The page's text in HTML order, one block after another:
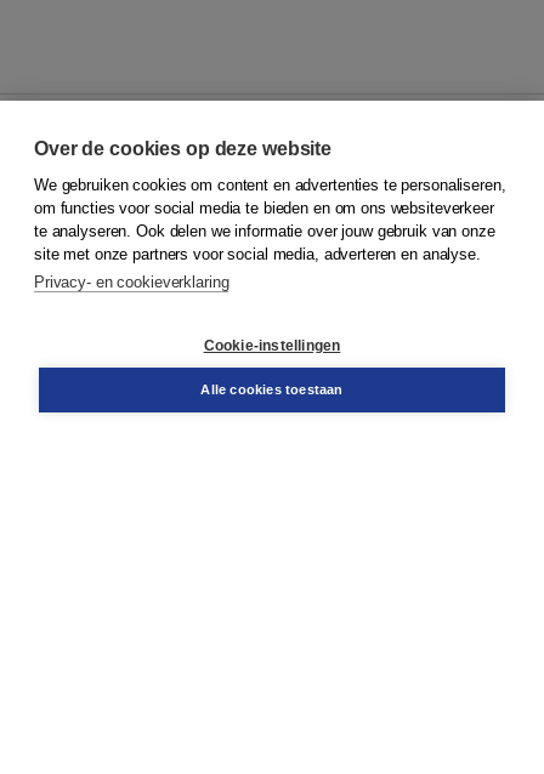
© 2026Koninklijke Boom uitgevers
Klantenservice
Service & informatie
Contact
Over de cookies op deze website
We gebruiken cookies om content en advertenties te personaliseren,
om functies voor social media te bieden en om ons websiteverkeer
te analyseren. Ook delen we informatie over jouw gebruik van onze
site met onze partners voor social media, adverteren en analyse.
Privacy- en cookieverklaring
Cookie-instellingen
Alle cookies toestaan